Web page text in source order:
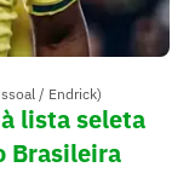
/ Endrick)
lista seleta
Brasileira